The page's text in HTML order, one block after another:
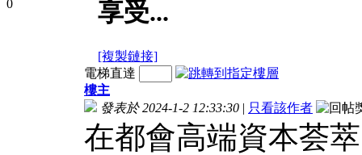
0
享受...
[複製鏈接]
電梯直達
樓主
發表於 2024-1-2 12:33:30 | 只看該作者
在都會高端資本荟